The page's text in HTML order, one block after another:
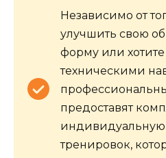
Независимо от
улучшить свою
форму или хотите
техническими
предоставят
тренировок,